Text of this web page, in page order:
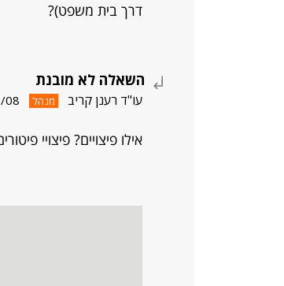
דרך בית משפט)?
השאלה לא מובנת
עו"ד רענן קריב מנהל 08
אילו פיצויים? פיצויי